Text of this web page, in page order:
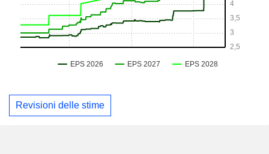
Revisioni delle stime